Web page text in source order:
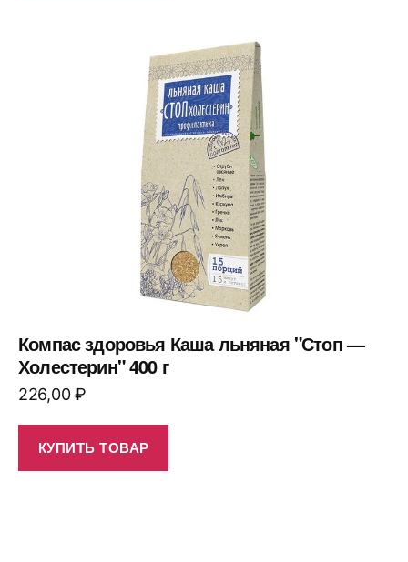
Компас здоровья Каша льняная "Стоп —
Холестерин" 400 г
226,00₽
КУПИТЬ ТОВАР